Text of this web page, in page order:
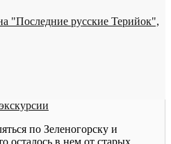
"Последние русские Терийок",
по Зеленогорску и
осталось в нем от старых